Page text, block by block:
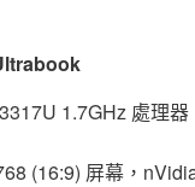
1.7GHz 處理器
(16:9) 屏幕，